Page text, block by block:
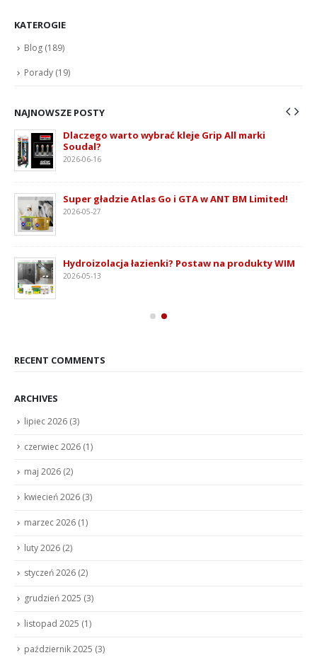
KATEROGIE
Blog (189)
Porady (19)
NAJNOWSZE POSTY
Dlaczego warto wybrać kleje Grip All marki
Soudal?
2026-06-16
Super gładzie Atlas Go i GTA w ANT BM Limited!
2026-05-27
Hydroizolacja łazienki? Postaw na produkty WIM
2026-05-13
RECENT COMMENTS
ARCHIVES
lipiec 2026 (3)
czerwiec 2026 (1)
maj 2026 (2)
kwiecień 2026 (3)
marzec 2026 (1)
luty 2026 (2)
styczeń 2026 (2)
grudzień 2025 (3)
listopad 2025 (1)
październik 2025 (3)